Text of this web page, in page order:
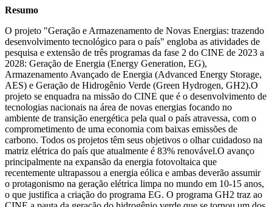
Resumo
O projeto "Geração e Armazenamento de Novas Energias: trazendo
desenvolvimento tecnológico para o país" engloba as atividades de
pesquisa e extensão de três programas da fase 2 do CINE de 2023 a
2028: Geração de Energia (Energy Generation, EG),
Armazenamento Avançado de Energia (Advanced Energy Storage,
AES) e Geração de Hidrogênio Verde (Green Hydrogen, GH2).O
projeto se enquadra na missão do CINE que é o desenvolvimento de
tecnologias nacionais na área de novas energias focando no
ambiente de transição energética pela qual o país atravessa, com o
comprometimento de uma economia com baixas emissões de
carbono. Todos os projetos têm seus objetivos o olhar cuidadoso na
matriz elétrica do país que atualmente é 83% renovável.O avanço
principalmente na expansão da energia fotovoltaica que
recentemente ultrapassou a energia eólica e ambas deverão assumir
o protagonismo na geração elétrica limpa no mundo em 10-15 anos,
o que justifica a criação do programa EG. O programa GH2 traz ao